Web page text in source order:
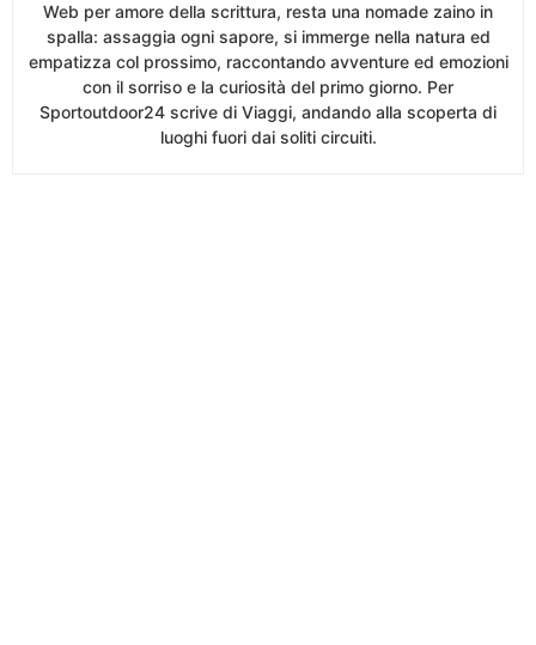
Web per amore della scrittura, resta una nomade zaino in
spalla: assaggia ogni sapore, si immerge nella natura ed
empatizza col prossimo, raccontando avventure ed emozioni
con il sorriso e la curiosità del primo giorno. Per
Sportoutdoor24 scrive di Viaggi, andando alla scoperta di
luoghi fuori dai soliti circuiti.